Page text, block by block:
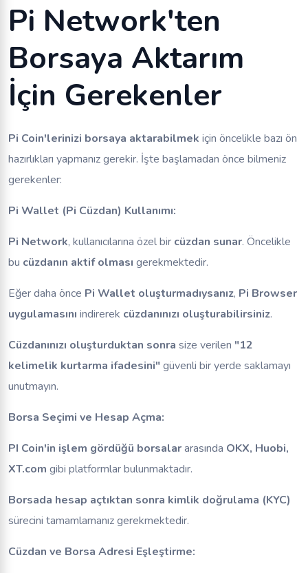
Pi Network'ten
Borsaya Aktarım
İçin Gerekenler
Pi Coin'lerinizi borsaya aktarabilmek için öncelikle bazı ön
hazırlıkları yapmanız gerekir. İşte başlamadan önce bilmeniz
gerekenler:
Pi Wallet (Pi Cüzdan) Kullanımı:
Pi Network, kullanıcılarına özel bir cüzdan sunar. Öncelikle
bu cüzdanın aktif olması gerekmektedir.
Eğer daha önce Pi Wallet oluşturmadıysanız, Pi Browser
uygulamasını indirerek cüzdanınızı oluşturabilirsiniz.
Cüzdanınızı oluşturduktan sonra size verilen "12
kelimelik kurtarma ifadesini"güvenli bir yerde saklamayı
unutmayın.
Borsa Seçimi ve Hesap Açma:
PI Coin'in işlem gördüğü borsalararasında OKX, Huobi,
XT.com gibi platformlar bulunmaktadır.
Borsada hesap açtıktan sonra kimlik doğrulama (KYC)
sürecini tamamlamanız gerekmektedir.
Cüzdan ve Borsa Adresi Eşleştirme: